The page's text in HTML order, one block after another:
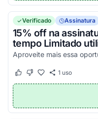
Verificado Assinatura
15% off na
tempo Limitado
Aproveite mais essa
Este cupom funcionou
Este cupom não
1 uso